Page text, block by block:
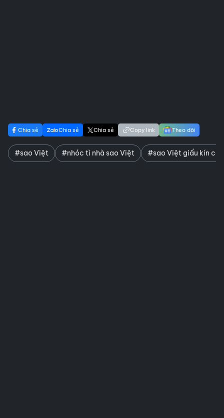
Chia sẻ Chia sẻ Chia sẻ Copy link Theo dõi
#sao Việt #nhóc tì nhà sao Việt #sao Việt giấu kín con